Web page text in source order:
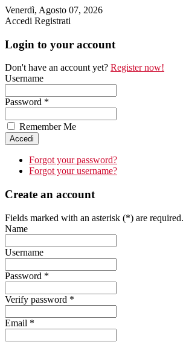
Venerdì, Agosto 07, 2026
Accedi Registrati
Login to your account
Don't have an account yet? Register now!
Username
Password *
Remember Me
Forgot your password?
Forgot your username?
Create an account
Fields marked with an asterisk (*) are required.
Name
Username
Password *
Verify password *
Email *